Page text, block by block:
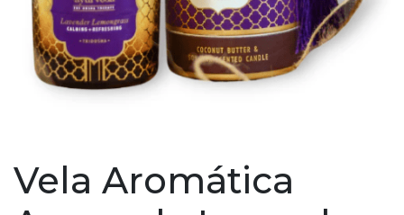
Vela Aromática